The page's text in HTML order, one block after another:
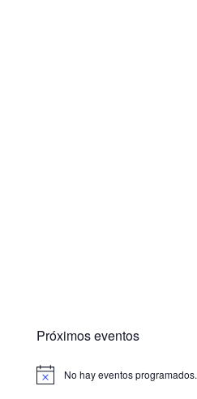
Próximos eventos
No hay eventos programados.